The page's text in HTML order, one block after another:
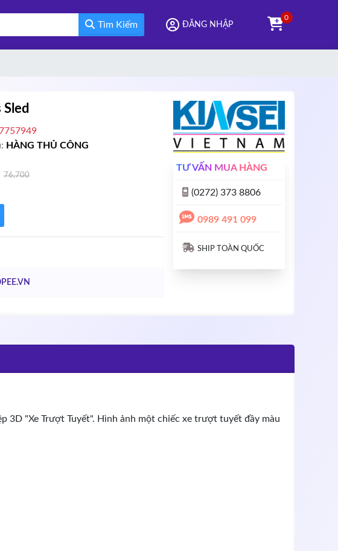
Tìm Kiếm ĐĂNG NHẬP
0
HÀNG THỦ CÔNG
76,700
TƯ VẤN MUA HÀNG
(0272) 373 8806
0989 491 099
SHIP TOÀN QUỐC
3D "Xe Trượt Tuyết". Hình ảnh một chiếc xe trượt tuyết đầy màu